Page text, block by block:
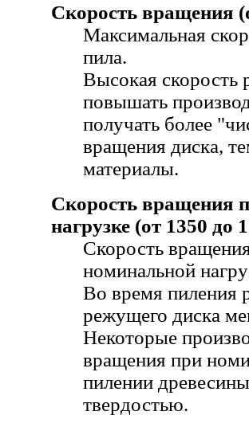
Скорость вращения
Максимальная
пила.
Высокая скорость
повышать
получать более
вращения диска,
материалы.
Скорость вращения
нагрузке (от 1350 до
Скорость
номинальной
Во время пиления
режущего диска
Некоторые
вращения при
пилении
твердостью.